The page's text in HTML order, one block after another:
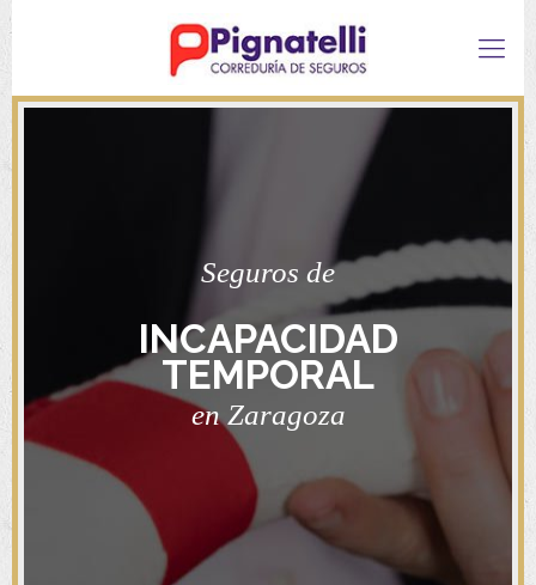
Seguros de
INCAPACIDAD
TEMPORAL
en Zaragoza